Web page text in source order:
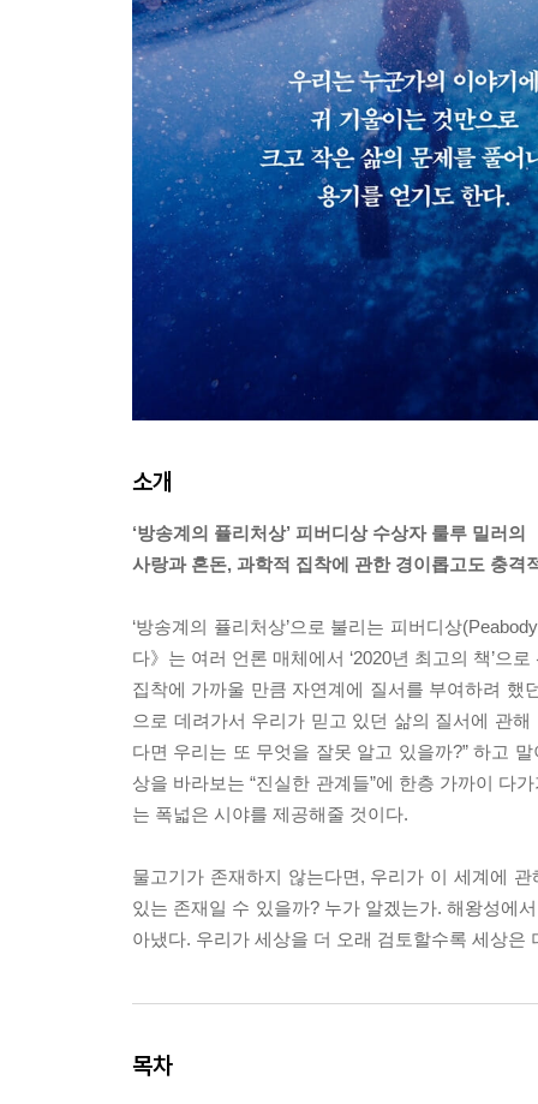
소개
‘방송계의 퓰리처상’ 피버디상 수상자 룰루 밀러의
사랑과 혼돈, 과학적 집착에 관한 경이롭고도 충격
‘방송계의 퓰리처상’으로 불리는 피버디상
다》는 여러 언론 매체에서 ‘2020년 최고의 책’으
집착에 가까울 만큼 자연계에 질서를 부여하려 했
으로 데려가서 우리가 믿고 있던 삶의 질서에 관
다면 우리는 또 무엇을 잘못 알고 있을까?” 하고
상을 바라보는 “진실한 관계들”에 한층 가까이 다
는 폭넓은 시야를 제공해줄 것이다.
물고기가 존재하지 않는다면, 우리가 이 세계에
있는 존재일 수 있을까? 누가 알겠는가. 해왕성에
아냈다. 우리가 세상을 더 오래 검토할수록 세상은
목차